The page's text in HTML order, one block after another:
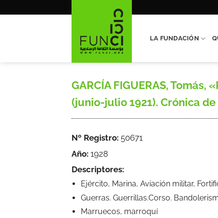
LA FUNDACIÓN
GARCÍA FIGUERAS,
(junio-julio 1921). Crónica de
Nº Registro: 50671
Año: 1928
Descriptores:
Ejército, Marina, Aviación militar,
Guerras. Guerrillas.Corso.
Marruecos, marroquí